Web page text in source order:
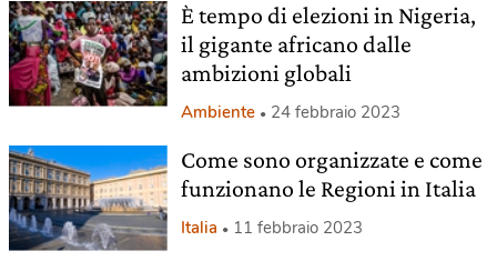
È tempo di elezioni in Nigeria,
il gigante africano dalle
ambizioni globali
Ambiente 24 febbraio 2023
Come sono organizzate e come
funzionano le Regioni in Italia
Italia 11 febbraio 2023